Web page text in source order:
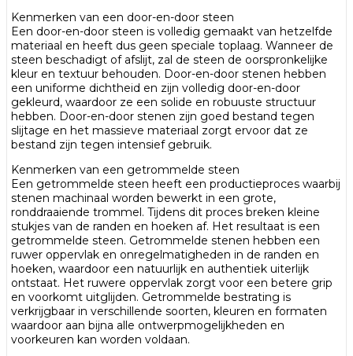
Kenmerken van een door-en-door steen
Een door-en-door steen is volledig gemaakt van hetzelfde
materiaal en heeft dus geen speciale toplaag. Wanneer de
steen beschadigt of afslijt, zal de steen de oorspronkelijke
kleur en textuur behouden. Door-en-door stenen hebben
een uniforme dichtheid en zijn volledig door-en-door
gekleurd, waardoor ze een solide en robuuste structuur
hebben. Door-en-door stenen zijn goed bestand tegen
slijtage en het massieve materiaal zorgt ervoor dat ze
bestand zijn tegen intensief gebruik.
Kenmerken van een getrommelde steen
Een getrommelde steen heeft een productieproces waarbij
stenen machinaal worden bewerkt in een grote,
ronddraaiende trommel. Tijdens dit proces breken kleine
stukjes van de randen en hoeken af. Het resultaat is een
getrommelde steen. Getrommelde stenen hebben een
ruwer oppervlak en onregelmatigheden in de randen en
hoeken, waardoor een natuurlijk en authentiek uiterlijk
ontstaat. Het ruwere oppervlak zorgt voor een betere grip
en voorkomt uitglijden. Getrommelde bestrating is
verkrijgbaar in verschillende soorten, kleuren en formaten
waardoor aan bijna alle ontwerpmogelijkheden en
voorkeuren kan worden voldaan.